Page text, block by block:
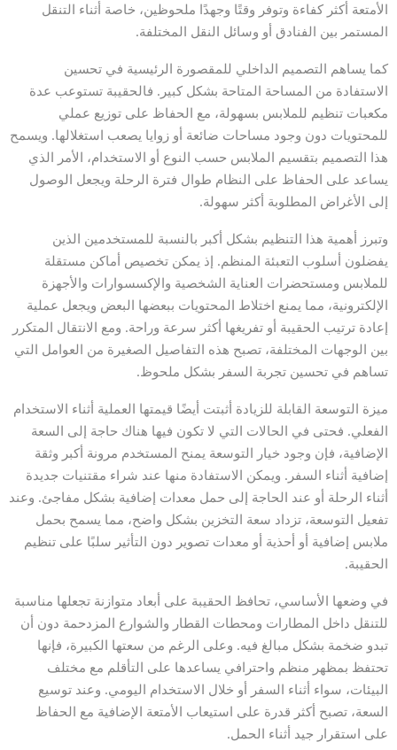
الأمتعة أكثر كفاءة وتوفر وقتًا وجهدًا ملحوظين، خاصة أثناء التنقل
المستمر بين الفنادق أو وسائل النقل المختلفة.
كما يساهم التصميم الداخلي للمقصورة الرئيسية في تحسين
الاستفادة من المساحة المتاحة بشكل كبير. فالحقيبة تستوعب عدة
مكعبات تنظيم للملابس بسهولة، مع الحفاظ على توزيع عملي
للمحتويات دون وجود مساحات ضائعة أو زوايا يصعب استغلالها. ويسمح
هذا التصميم بتقسيم الملابس حسب النوع أو الاستخدام، الأمر الذي
يساعد على الحفاظ على النظام طوال فترة الرحلة ويجعل الوصول
إلى الأغراض المطلوبة أكثر سهولة.
وتبرز أهمية هذا التنظيم بشكل أكبر بالنسبة للمستخدمين الذين
يفضلون أسلوب التعبئة المنظم. إذ يمكن تخصيص أماكن مستقلة
للملابس ومستحضرات العناية الشخصية والإكسسوارات والأجهزة
الإلكترونية، مما يمنع اختلاط المحتويات ببعضها البعض ويجعل عملية
إعادة ترتيب الحقيبة أو تفريغها أكثر سرعة وراحة. ومع الانتقال المتكرر
بين الوجهات المختلفة، تصبح هذه التفاصيل الصغيرة من العوامل التي
تساهم في تحسين تجربة السفر بشكل ملحوظ.
ميزة التوسعة القابلة للزيادة أثبتت أيضًا قيمتها العملية أثناء الاستخدام
الفعلي. فحتى في الحالات التي لا تكون فيها هناك حاجة إلى السعة
الإضافية، فإن وجود خيار التوسعة يمنح المستخدم مرونة أكبر وثقة
إضافية أثناء السفر. ويمكن الاستفادة منها عند شراء مقتنيات جديدة
أثناء الرحلة أو عند الحاجة إلى حمل معدات إضافية بشكل مفاجئ. وعند
تفعيل التوسعة، تزداد سعة التخزين بشكل واضح، مما يسمح بحمل
ملابس إضافية أو أحذية أو معدات تصوير دون التأثير سلبًا على تنظيم
الحقيبة.
في وضعها الأساسي، تحافظ الحقيبة على أبعاد متوازنة تجعلها مناسبة
للتنقل داخل المطارات ومحطات القطار والشوارع المزدحمة دون أن
تبدو ضخمة بشكل مبالغ فيه. وعلى الرغم من سعتها الكبيرة، فإنها
تحتفظ بمظهر منظم واحترافي يساعدها على التأقلم مع مختلف
البيئات، سواء أثناء السفر أو خلال الاستخدام اليومي. وعند توسيع
السعة، تصبح أكثر قدرة على استيعاب الأمتعة الإضافية مع الحفاظ
على استقرار جيد أثناء الحمل.